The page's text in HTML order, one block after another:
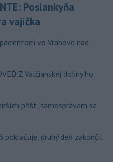
Poslankyňa
vajíčka
vo Vranove nad
Valčianskej doliny ho
pôšt, samosprávam sa
druhý deň zakončil